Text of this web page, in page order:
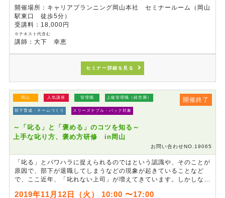
ケーションによりもたらされる利点など、演習を通じて習得してい
ただきます。
開催場所：キャリアプランニング岡山本社 セミナールーム（岡山
駅東口 徒歩5分）
受講料：18,000円
※テキスト代含む
講師：大下 幸恵
セミナー詳細を見る
開催終了
岡山 人気講座 管理職 上級管理職（経営層）
部下育成・チームづくり スリーズナブル・パック対象
～「叱る」と「褒める」のコツを知る～
上手な叱り方、褒め方研修 in岡山
お問い合わせNO.19065
「叱る」とパワハラに捉えられるのではという認識や、そのことが
原因で、部下が退職してしまうなどの現象が起きていることなど
で、ここ近年、「叱れない上司」が増えてきています。しかしなが
性化に繋がるのもまた、事実です。この研修では、部下指導、育成
2019年11月12日（火） 10:00 〜17:00